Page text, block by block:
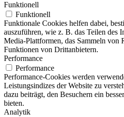
Funktionell
Funktionell
Funktionale Cookies helfen dabei,
auszuführen, wie z. B. das Teilen des
Media-Plattformen, das Sammeln von
Funktionen von Drittanbietern.
Performance
Performance
Performance-Cookies werden
Leistungsindizes der Website zu
dazu beiträgt, den Besuchern ein
bieten.
Analytik